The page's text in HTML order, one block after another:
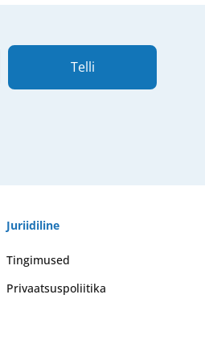
Telli
Juriidiline
Tingimused
Privaatsuspoliitika